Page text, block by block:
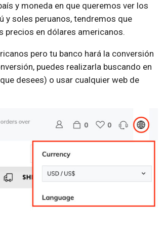
y moneda en que queremos ver los
y soles peruanos, tendremos que
precios en dólares americanos.
pero tu banco hará la conversión
puedes realizarla buscando en
desees) o usar cualquier web de